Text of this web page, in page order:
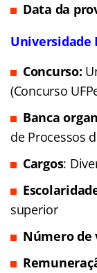
Data da
Universidade
Concurso:
(Concurso
Banca
de Processos
Cargos:
superior
Número de